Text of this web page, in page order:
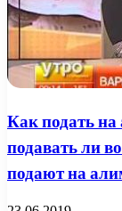
Как подать на
подавать ли
подают на